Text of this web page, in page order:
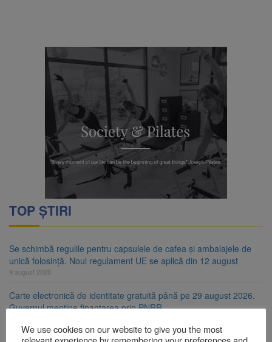
TOP ȘTIRI
Se schimbă regulile pentru capsulele de cafea și ambalajele de
unică folosință. Noul regulament UE se aplică din 12 august
9 august 2026
Carte electronică de identitate gratuită până pe 29 august 2026.
Guvernul menține finanțarea prin PNRR
We use cookies on our website to give you the most